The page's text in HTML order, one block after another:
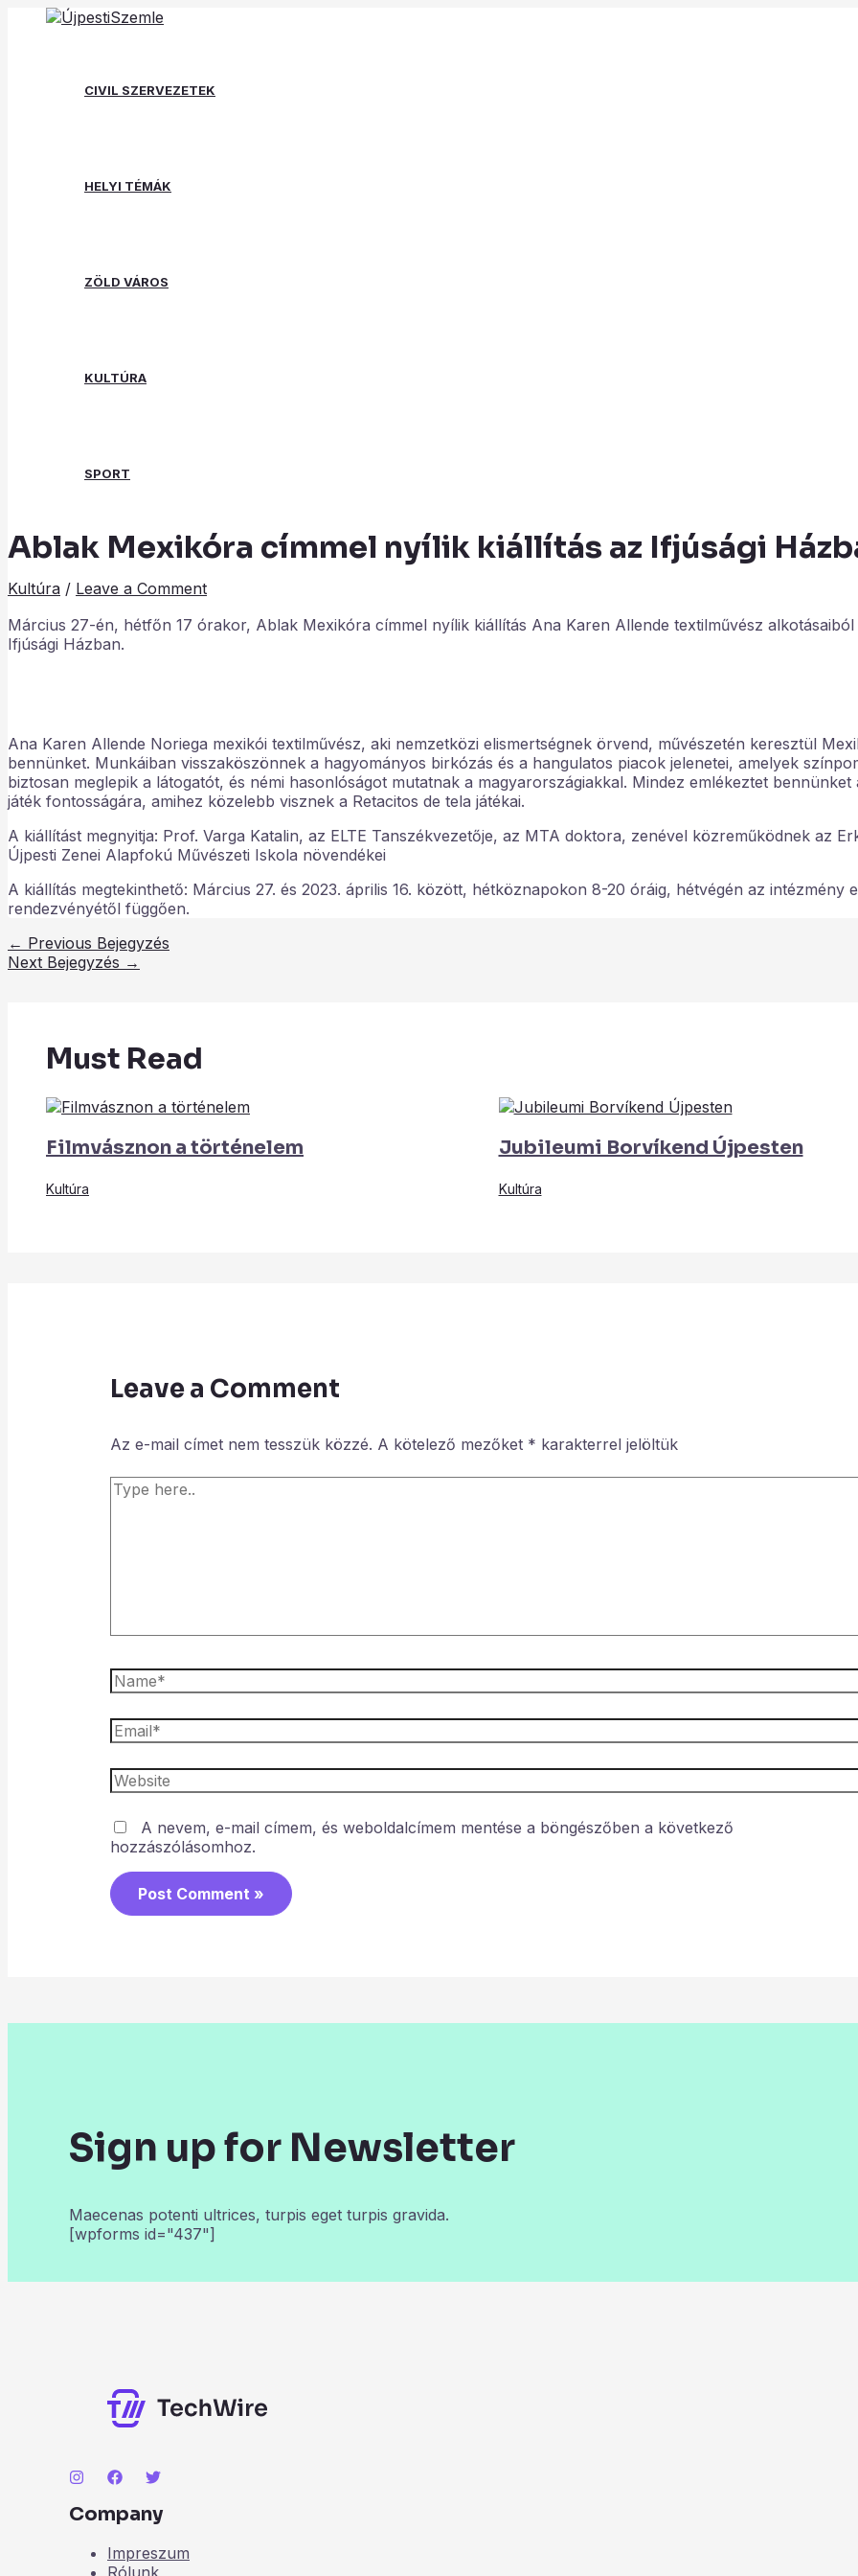
CIVIL SZERVEZETEK
HELYI TÉMÁK
ZÖLD VÁROS
KULTÚRA
SPORT
Search
Ablak Mexikóra címmel nyílik kiállítás az Ifjúsági
Kultúra / Leave a Comment
Március 27-én, hétfőn 17 órakor, Ablak Mexikóra címmel nyílik kiállítás Ana Karen Allende textilművész alkotásaiból
Ifjúsági Házban.
Ana Karen Allende Noriega mexikói textilművész, aki nemzetközi elismertségnek örvend, művészetén keresztül
bennünket. Munkáiban visszaköszönnek a hagyományos birkózás és a hangulatos piacok jelenetei, amelyek
biztosan meglepik a látogatót, és némi hasonlóságot mutatnak a magyarországiakkal. Mindez emlékeztet bennünket
játék fontosságára, amihez közelebb visznek a Retacitos de tela játékai.
A kiállítást megnyitja: Prof. Varga Katalin, az ELTE Tanszékvezetője, az MTA doktora, zenével közreműködnek az
Újpesti Zenei Alapfokú Művészeti Iskola növendékei
A kiállítás megtekinthető: Március 27. és 2023. április 16. között, hétköznapokon 8-20 óráig, hétvégén az intézmény
rendezvényétől függően.
navigation
← Previous Bejegyzés
Next Bejegyzés →
Must Read
Filmvásznon a történelem
Kultúra
Jubileumi Borvíkend Újpesten
Kultúra
Leave a Comment
Az e-mail címet nem tesszük közzé. A kötelező mezőket * karakterrel jelöltük
Type
here..
Name*
Email*
Website
A nevem, e-mail címem, és weboldalcímem mentése a böngészőben a következő
hozzászólásomhoz.
Sign up for Newsletter
Maecenas potenti ultrices, turpis eget turpis gravida.
[wpforms id="437"]
Company
Impreszum
Rólunk